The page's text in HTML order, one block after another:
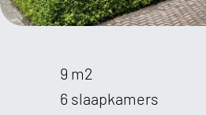
9 m2
6 slaapkamers